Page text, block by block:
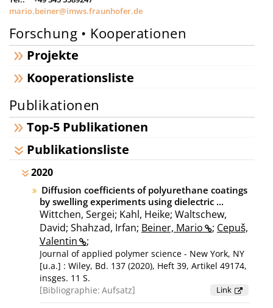
mario.beiner@imws.fraunhofer.de
Forschung • Kooperationen
Projekte
Kooperationsliste
Publikationen
Top-5 Publikationen
Publikationsliste
2020
Diffusion coefficients of polyurethane coatings
by swelling experiments using dielectric ...
Wittchen, Sergei; Kahl, Heike; Waltschew,
David; Shahzad, Irfan; Beiner, Mario ; Cepuš,
Valentin
;
Journal of applied polymer science - New York, NY
[u.a.] : Wiley, Bd. 137 (2020), Heft 39, Artikel 49174,
insges. 11 S.
Bibliographie: Aufsatz Link